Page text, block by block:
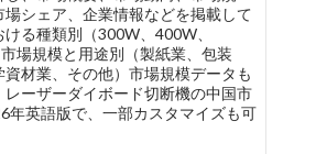
シェア、企業情報などを掲載して
る種類別（300W、400W、
場規模と用途別（製紙業、包装
材業、その他）市場規模データも
ーザーダイボード切断機の中国市
年英語版で、一部カスタマイズも可